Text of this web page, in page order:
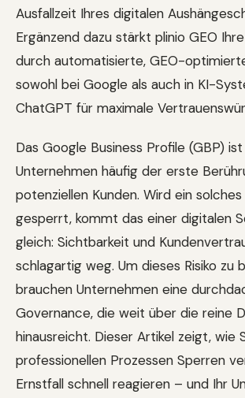
Ausfallzeit Ihres digitalen
Ergänzend dazu stärkt plinio GEO
durch automatisierte, GEO-
sowohl bei Google als auch in KI-
ChatGPT für maximale
Das Google Business Profile (GBP)
Unternehmen häufig der erste
potenziellen Kunden. Wird ein
gesperrt, kommt das einer digitalen
gleich: Sichtbarkeit und
schlagartig weg. Um dieses Risiko zu
brauchen Unternehmen eine
Governance, die weit über die reine
hinausreicht. Dieser Artikel zeigt, wie
professionellen Prozessen Sperren
Ernstfall schnell reagieren – und Ihr